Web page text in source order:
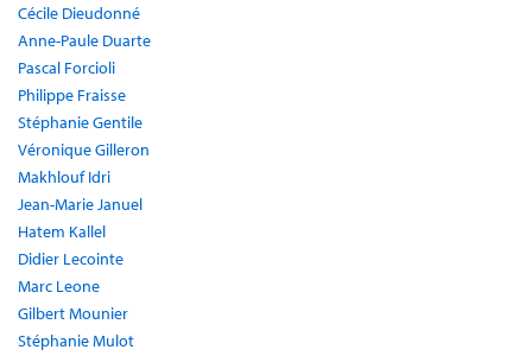
Cécile Dieudonné
Anne-Paule Duarte
Pascal Forcioli
Philippe Fraisse
Stéphanie Gentile
Véronique Gilleron
Makhlouf Idri
Jean-Marie Januel
Hatem Kallel
Didier Lecointe
Marc Leone
Gilbert Mounier
Stéphanie Mulot